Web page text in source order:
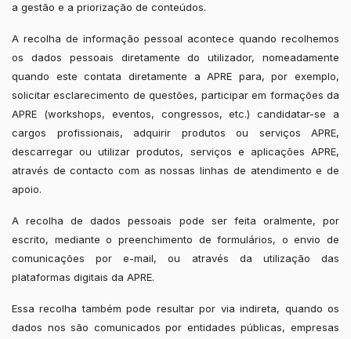
a gestão e a priorização de conteúdos.
A recolha de informação pessoal acontece quando recolhemos
os dados pessoais diretamente do utilizador, nomeadamente
quando este contata diretamente a APRE para, por exemplo,
solicitar esclarecimento de questões, participar em formações da
APRE (workshops, eventos, congressos, etc.) candidatar-se a
cargos profissionais, adquirir produtos ou serviços APRE,
descarregar ou utilizar produtos, serviços e aplicações APRE,
através de contacto com as nossas linhas de atendimento e de
apoio.
A recolha de dados pessoais pode ser feita oralmente, por
escrito, mediante o preenchimento de formulários, o envio de
comunicações por e-mail, ou através da utilização das
plataformas digitais da APRE.
Essa recolha também pode resultar por via indireta, quando os
dados nos são comunicados por entidades públicas, empresas